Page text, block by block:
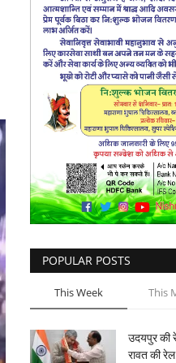
POPULAR POSTS
This Week This
उदयपुर की
रावत की